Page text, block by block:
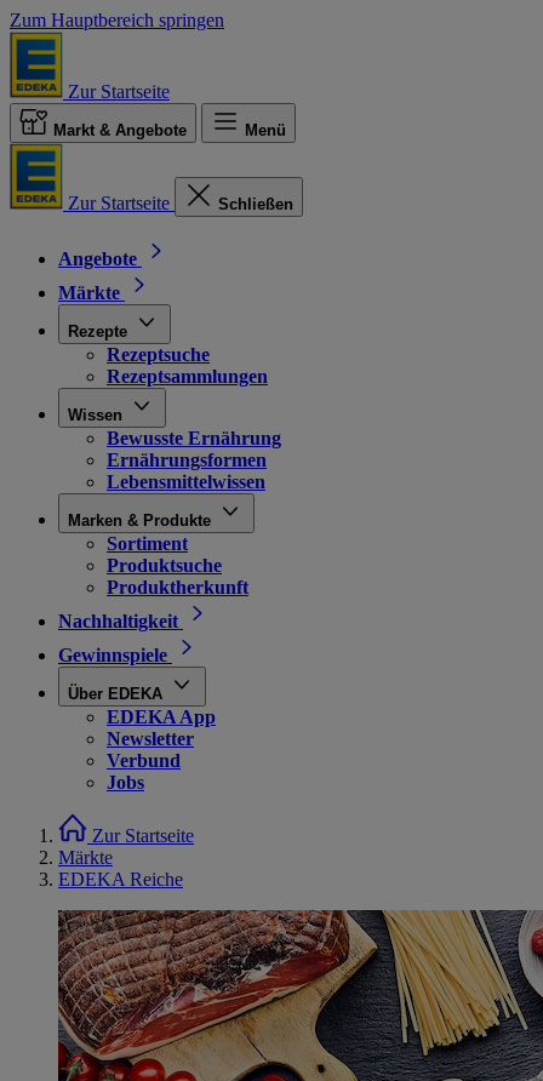
Zum Hauptbereich springen
Zur Startseite
Markt & Angebote Menü
Zur Startseite Schließen
Angebote
Märkte
Rezepte
Rezeptsuche
Rezeptsammlungen
Wissen
Bewusste Ernährung
Ernährungsformen
Lebensmittelwissen
Marken & Produkte
Sortiment
Produktsuche
Produktherkunft
Nachhaltigkeit
Gewinnspiele
Über EDEKA
EDEKA App
Newsletter
Verbund
Jobs
Zur Startseite
Märkte
EDEKA Reiche